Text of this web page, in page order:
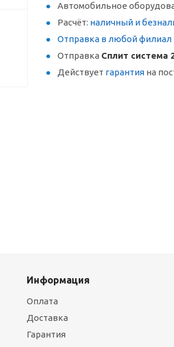
Автомобильное
Расчёт: наличный и
Отправка в любой филиал
Отправка Сплит система
Действует гарантия на
Информация
Оплата
Доставка
Гарантия